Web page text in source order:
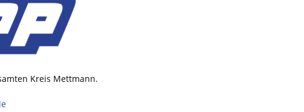
Kreis Mettmann.